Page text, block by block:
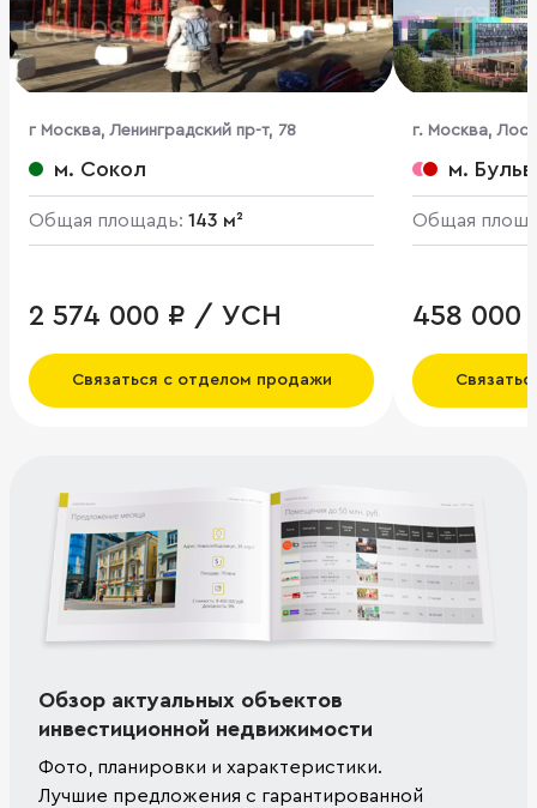
г Москва, Ленинградский пр-т, 78
м. Сокол
Общая площадь: 143 м²
2 574 000 ₽ / УСН
Связаться с отделом продажи
г. Москва,
корпус 3
м.
Общая
458
Обзор актуальных объектов
инвестиционной недвижимости
Фото, планировки и характеристики.
Лучшие предложения с гарантированной